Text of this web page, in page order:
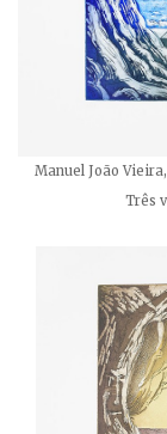
Manuel João
Três